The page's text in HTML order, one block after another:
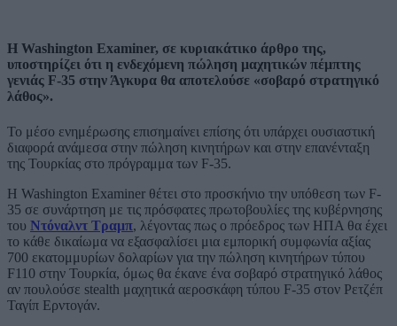
Η Washington Examiner, σε κυριακάτικο άρθρο της,
υποστηρίζει ότι η ενδεχόμενη πώληση μαχητικών πέμπτης
γενιάς F-35 στην Άγκυρα θα αποτελούσε «σοβαρό στρατηγικό
λάθος».
To μέσο ενημέρωσης επισημαίνει επίσης ότι υπάρχει ουσιαστική
διαφορά ανάμεσα στην πώληση κινητήρων και στην επανένταξη
της Τουρκίας στο πρόγραμμα των F-35.
Η Washington Examiner θέτει στο προσκήνιο την υπόθεση των F-
35 σε συνάρτηση με τις πρόσφατες πρωτοβουλίες της κυβέρνησης
του Ντόναλντ Τραμπ, λέγοντας πως ο πρόεδρος των ΗΠΑ θα έχει
το κάθε δικαίωμα να εξασφαλίσει μια εμπορική συμφωνία αξίας
700 εκατομμυρίων δολαρίων για την πώληση κινητήρων τύπου
F110 στην Τουρκία, όμως θα έκανε ένα σοβαρό στρατηγικό λάθος
αν πουλούσε stealth μαχητικά αεροσκάφη τύπου F-35 στον Ρετζέπ
Ταγίπ Ερντογάν.